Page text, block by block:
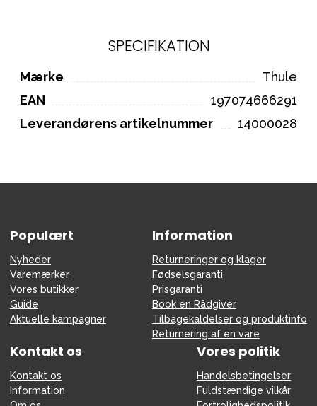
SPECIFIKATION
Mærke
Thule
EAN
197074666291
Leverandørens artikelnummer
14000028
Populært
Nyheder
Varemærker
Vores butikker
Guide
Aktuelle kampagner
Information
Returneringer og klager
Fødselsgaranti
Prisgaranti
Book en Rådgiver
Tilbagekaldelser og produktinfo
Returnering af en vare
Kontakt os
Kontakt os
Information
Vores politik
Handelsbetingelser
Fuldstændige vilkår